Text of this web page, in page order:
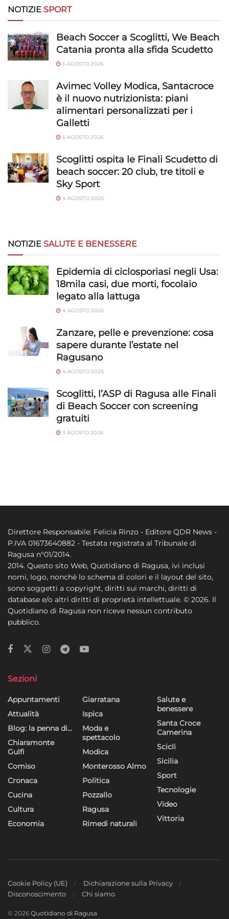
Riconoscere i dispositivi in base a informazioni
richieste attivamente.
Garantire la sicurezza, prevenire e
rilevare frodi, correggere errori, Erogare
Salvare e comunicare le scelte sulla
privacy.
NOTIZIE SPORT
Beach Soccer a Scoglitti, We Beach
Catania pronta alla sfida Scudetto
6 AGOSTO 2026
Avimec Volley Modica, Santacroce
è il nuovo nutrizionista: piani
alimentari personalizzati per i
Galletti
6 AGOSTO 2026
Scoglitti ospita le Finali Scudetto di
beach soccer: 20 club, tre titoli e
Sky Sport
4 AGOSTO 2026
NOTIZIE SALUTE E BENESSERE
Epidemia di ciclosporiasi negli Usa:
18mila casi, due morti, focolaio
legato alla lattuga
4 AGOSTO 2026
Zanzare, pelle e prevenzione: cosa
sapere durante l’estate nel
Ragusano
4 AGOSTO 2026
Scoglitti, l’ASP di Ragusa alle Finali
di Beach Soccer con screening
gratuiti
3 AGOSTO 2026
Direttore Responsabile: Felicia Rinzo - Editore QDR News -
P.IVA 01673640882 - Testata registrata al Tribunale di
Ragusa n°01/2014.
2014. Questo sito Web, Quotidiano di Ragusa, ivi inclusi
nomi, logo, nonchè lo schema di colori e il layout del sito,
sono soggetti a copyright, diritti sui marchi, diritti di
database e/o altri diritti di proprietà intellettuale. © 2026. Il
Quotidiano di Ragusa non riceve nessun contributo
pubblico.
Sezioni
Appuntamenti
Attualità
Blog: la penna di…
Chiaramonte
Gulfi
Comiso
Cronaca
Cucina
Cultura
Economia
Giarratana
Ispica
Moda e
spettacolo
Modica
Monterosso Almo
Politica
Pozzallo
Ragusa
Rimedi naturali
Salute e
benessere
Santa Croce
Camerina
Scicli
Sicilia
Sport
Tecnologie
Video
Vittoria
Cookie Policy (UE)
Dichiarazione sulla Privacy
Disconoscimento
Chi siamo
© 2026 Quotidiano di Ragusa